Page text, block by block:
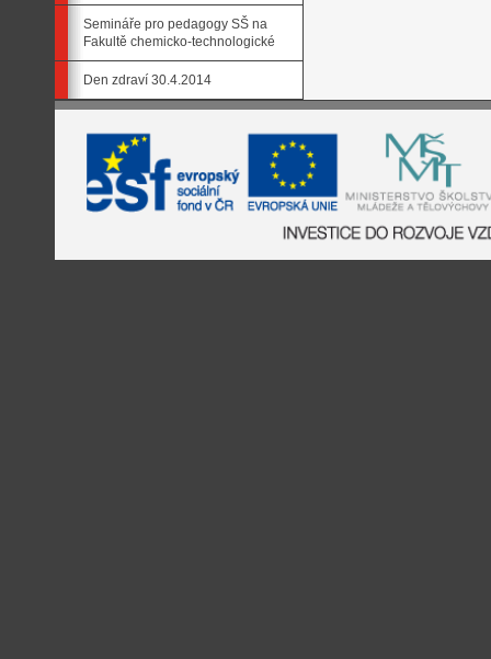
Semináře pro pedagogy SŠ na
Fakultě chemicko-technologické
Den zdraví 30.4.2014